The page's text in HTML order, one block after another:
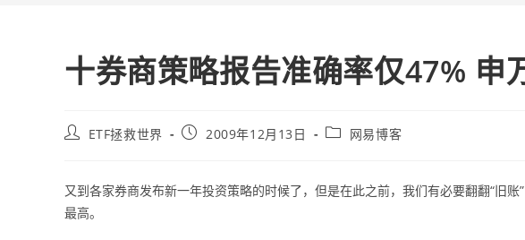
十券商策略报告准确率仅47% 申
PostETF拯救世界
Post2009年12月13日
Post网易博客
又到各家券商发布新一年投资策略的时候了，但是在此之前，我们有必要翻翻“旧
最高。